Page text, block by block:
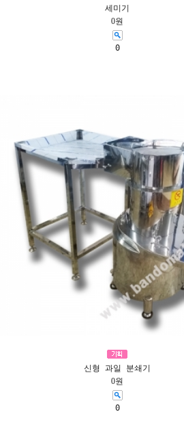
세미기
0원
0
신형 과일 분쇄기
0원
0